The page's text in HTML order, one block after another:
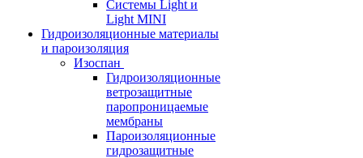
Системы Light и
Light MINI
Гидроизоляционные материалы
и пароизоляция
Изоспан
Гидроизоляционные
ветрозащитные
паропроницаемые
мембраны
Пароизоляционные
гидрозащитные